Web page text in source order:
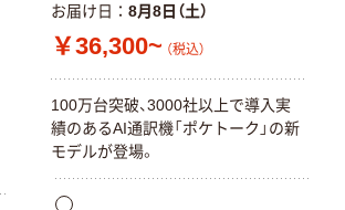
お届け日 8月8日（土）
￥36,300~ （税込）
100万台突破、3000社以上で導入実
績のあるAI通訳機「ポケトーク」の新
モデルが登場。